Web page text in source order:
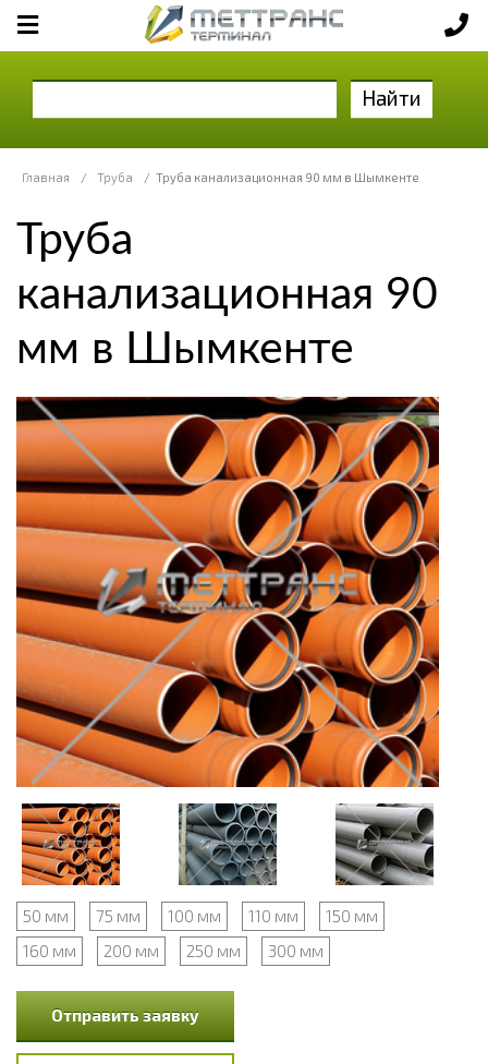
Найти
Главная / Труба / Труба канализационная 90 мм в Шымкенте
Труба
канализационная 90
мм в Шымкенте
50 мм 75 мм 100 мм 110 мм
150 мм
160 мм
200 мм 250 мм 300 мм
Отправить заявку